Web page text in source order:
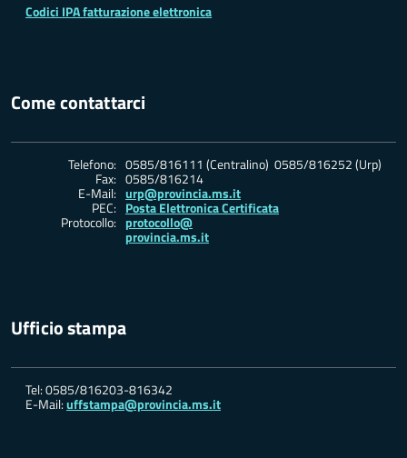
Codici IPA fatturazione elettronica
Come contattarci
Telefono: 0585/816111 (Centralino) 0585/816252 (Urp)
Fax: 0585/816214
E-Mail: urp@provincia.ms.it
PEC: Posta Elettronica Certificata
Protocollo: protocollo@
provincia.ms.it
Ufficio stampa
Tel: 0585/816203-816342
E-Mail:uffstampa@provincia.ms.it